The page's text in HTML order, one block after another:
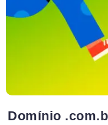
Domínio